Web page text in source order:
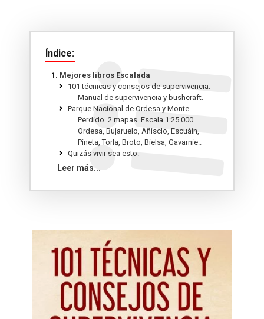
Índice:
Mejores libros Escalada
101 técnicas y consejos de supervivencia:
Manual de supervivencia y bushcraft.
Parque Nacional de Ordesa y Monte
Perdido. 2 mapas. Escala 1:25.000.
Ordesa, Bujaruelo, Añisclo, Escuáin,
Pineta, Torla, Broto, Bielsa, Gavarnie..
Quizás vivir sea esto.
Guerreros de la roca.
Los conquistadores de lo inútil.
Montañas de una vida.
¿Vamos, o qué?: Recorriendo Pirineos sin
saco de dormir.
Alpinismo invernal, manual práctico de
escalada en nieve, hielo y mixto.
Entrenamiento para Atletas de montaña. El
manual definitivo para esquiadores y
Leer más...